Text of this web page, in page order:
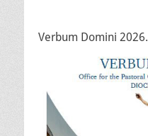
Verbum Domini 2026.